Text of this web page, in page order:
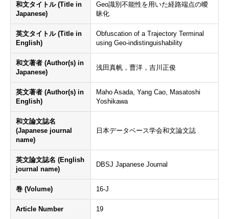
和文タイトル (Title in
Japanese)
Geo識別不能性を用いた経路端点の曖
昧化
英文タイトル (Title in
English)
Obfuscation of a Trajectory Terminal
using Geo-indistinguishability
和文著者 (Author(s) in
Japanese)
浅田真帆，曹洋，吉川正俊
英文著者 (Author(s) in
English)
Maho Asada, Yang Cao, Masatoshi
Yoshikawa
和文論文誌名
(Japanese journal
name)
日本データベース学会和文論文誌
英文論文誌名 (English
journal name)
DBSJ Japanese Journal
巻 (Volume) 16-J
Article Number 19